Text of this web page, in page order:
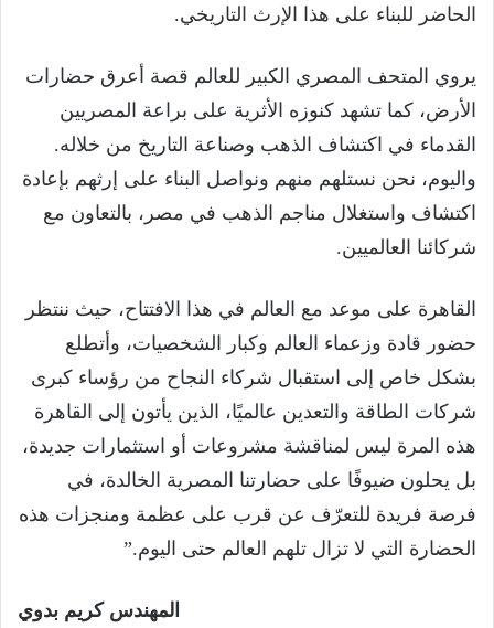
الحاضر للبناء على هذا الإرث التاريخي.
يروي المتحف المصري الكبير للعالم قصة أعرق حضارات
الأرض، كما تشهد كنوزه الأثرية على براعة المصريين
القدماء في اكتشاف الذهب وصناعة التاريخ من خلاله.
واليوم، نحن نستلهم منهم ونواصل البناء على إرثهم بإعادة
اكتشاف واستغلال مناجم الذهب في مصر، بالتعاون مع
شركائنا العالميين.
القاهرة على موعد مع العالم في هذا الافتتاح، حيث ننتظر
حضور قادة وزعماء العالم وكبار الشخصيات، وأتطلع
بشكل خاص إلى استقبال شركاء النجاح من رؤساء كبرى
شركات الطاقة والتعدين عالميًا، الذين يأتون إلى القاهرة
هذه المرة ليس لمناقشة مشروعات أو استثمارات جديدة،
بل يحلون ضيوفًا على حضارتنا المصرية الخالدة، في
فرصة فريدة للتعرّف عن قرب على عظمة ومنجزات هذه
الحضارة التي لا تزال تلهم العالم حتى اليوم.”
المهندس كريم بدوي